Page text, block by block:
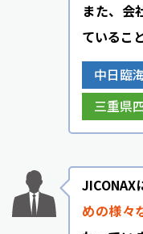
また、会
ているこ
中日臨
三重県
JICONAX
めの様々